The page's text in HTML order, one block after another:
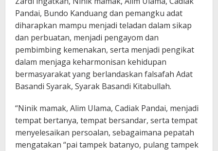
Pandai, Bundo Kanduang dan pemangku adat
diharapkan mampu menjadi teladan dalam sikap
dan perbuatan, menjadi pengayom dan
pembimbing kemenakan, serta menjadi pengikat
dalam menjaga keharmonisan kehidupan
bermasyarakat yang berlandaskan falsafah Adat
Basandi Syarak, Syarak Basandi Kitabullah.
“Ninik mamak, Alim Ulama, Cadiak Pandai, menjadi
tempat bertanya, tempat bersandar, serta tempat
menyelesaikan persoalan, sebagaimana pepatah
mengatakan “pai tampek batanyo, pulang tampek